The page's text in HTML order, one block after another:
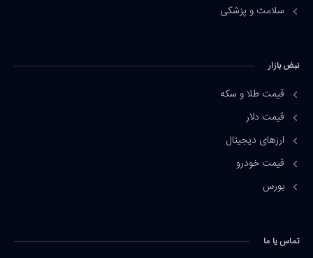
سلامت و پزشکی
نبض بازار
قیمت طلا و سکه
قیمت دلار
ارزهای دیجیتال
قیمت خودرو
بورس
تماس یا ما